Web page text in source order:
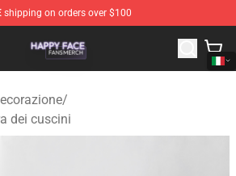
shipping on orders over $100
- Official Happy Face Merchandise
/
dei cuscini